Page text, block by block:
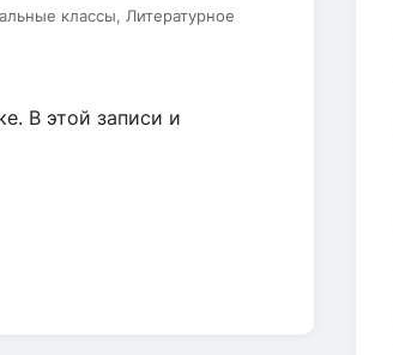
классы, Литературное
В этой записи и